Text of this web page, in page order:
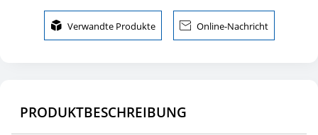
 Verwandte Produkte  Online-Nachricht
PRODUKTBESCHREIBUNG